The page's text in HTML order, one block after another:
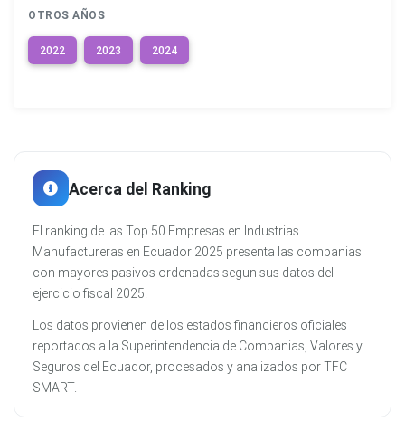
OTROS AÑOS
2022 2023 2024
Acerca del Ranking
El ranking de las Top 50 Empresas en Industrias
Manufactureras en Ecuador 2025 presenta las companias
con mayores pasivos ordenadas segun sus datos del
ejercicio fiscal 2025.
Los datos provienen de los estados financieros oficiales
reportados a la Superintendencia de Companias, Valores y
Seguros del Ecuador, procesados y analizados por TFC
SMART.